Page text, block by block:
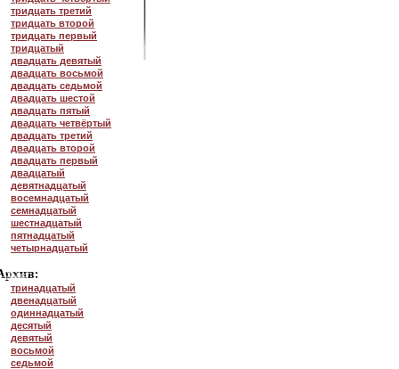
тридцать третий
тридцать второй
тридцать первый
тридцатый
двадцать девятый
двадцать восьмой
двадцать седьмой
двадцать шестой
двадцать пятый
двадцать четвёртый
двадцать третий
двадцать второй
двадцать первый
двадцатый
девятнадцатый
восемнадцатый
семнадцатый
шестнадцатый
пятнадцатый
четырнадцатый
тринадцатый
двенадцатый
одиннадцатый
десятый
девятый
восьмой
седьмой